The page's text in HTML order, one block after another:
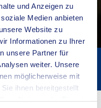
und Anzeigen zu
Medien anbieten
Website zu
Informationen zu Ihrer
unsere Partner für
weiter. Unsere
möglicherweise mit
ihnen bereitgestellt